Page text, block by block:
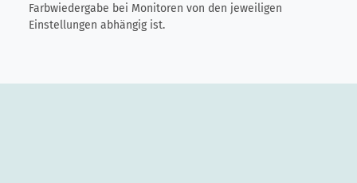
Farbwiedergabe bei Monitoren von den jeweiligen
Einstellungen abhängig ist.